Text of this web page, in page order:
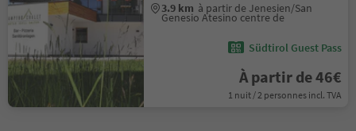
3.9 km à partir de Jenesien/San
Genesio Atesino centre de
Südtirol Guest Pass
À partir de 46€
1 nuit / 2 personnes incl. TVA